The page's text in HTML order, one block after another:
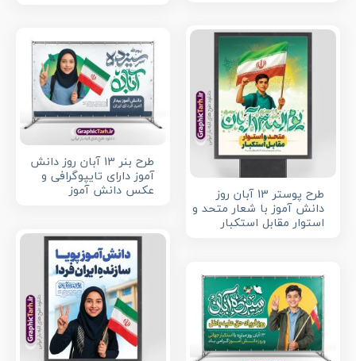
طرح پوستر 13 آبان روز
دانش آموز با شعار متحد و
استوار مقابل استکبار
طرح بنر 13 آبان روز دانش
آموز دارای تایپوگرافی و
عکس دانش آموز